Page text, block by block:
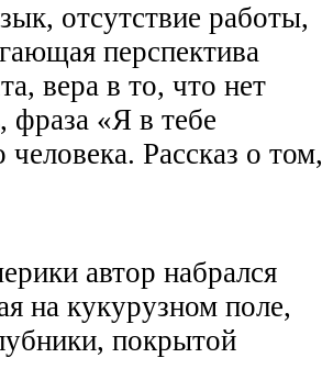
отсутствие работы,
перспектива
вера в то, что нет
фраза «Я в тебе
Рассказ о том,
автор набрался
на кукурузном поле,
покрытой